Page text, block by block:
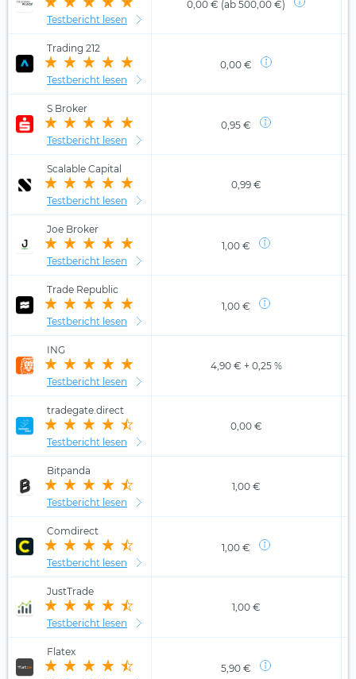
Testbericht lesen
0,00 € (ab 500,00 €)
Trading 212
Testbericht lesen
0,00 €
S Broker
Testbericht lesen
0,95 €
Scalable Capital
Testbericht lesen
0,99 €
Joe Broker
Testbericht lesen
1,00 €
Trade Republic
Testbericht lesen
1,00 €
ING
Testbericht lesen
4,90 € + 0,25 %
tradegate.direct
Testbericht lesen
0,00 €
Bitpanda
Testbericht lesen
1,00 €
Comdirect
Testbericht lesen
1,00 €
JustTrade
Testbericht lesen
1,00 €
Flatex
5,90 €